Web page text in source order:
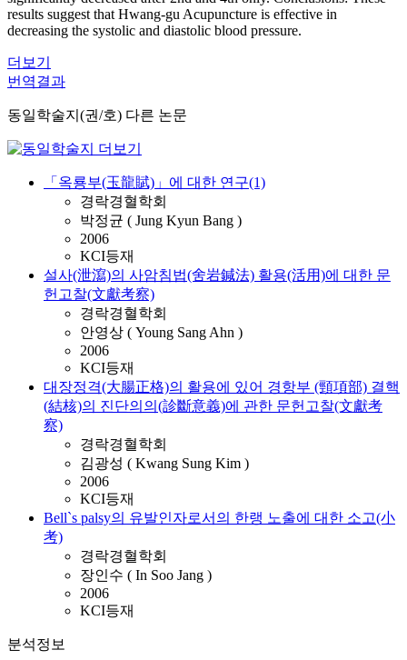
results suggest that Hwang-gu Acupuncture is effective in
decreasing the systolic and diastolic blood pressure.
더보기
번역결과
동일학술지(권/호) 다른 논문
「옥룡부(玉龍賦)」에 대한 연구(1)
경락경혈학회
박정균 ( Jung Kyun Bang )
2006
KCI등재
설사(泄瀉)의 사암침법(舍岩鍼法) 활용(活用)에 대한 문
헌고찰(文獻考察)
경락경혈학회
안영상 ( Young Sang Ahn )
2006
KCI등재
대장정격(大腸正格)의 활용에 있어 경항부 (頸項部) 결핵
(結核)의 진단의의(診斷意義)에 관한 문헌고찰(文獻考
察)
경락경혈학회
김광성 ( Kwang Sung Kim )
2006
KCI등재
Bell`s palsy의 유발인자로서의 한랭 노출에 대한 소고(小
考)
경락경혈학회
장인수 ( In Soo Jang )
2006
KCI등재
분석정보